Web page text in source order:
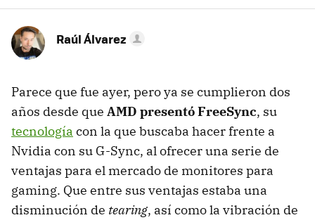
Raúl Álvarez
Parece que fue ayer, pero ya se cumplieron dos
años desde que AMD presentó FreeSync, su
tecnología con la que buscaba hacer frente a
Nvidia con su G-Sync, al ofrecer una serie de
ventajas para el mercado de monitores para
gaming. Que entre sus ventajas estaba una
disminución de tearing, así como la vibración de